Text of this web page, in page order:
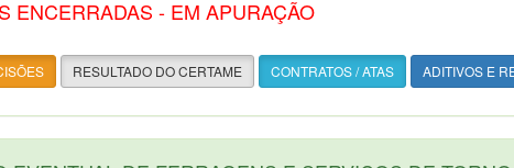
ENCERRADAS - EM APURAÇÃO
RESULTADO DO CERTAME CONTRATOS / ATAS ADITIVOS E